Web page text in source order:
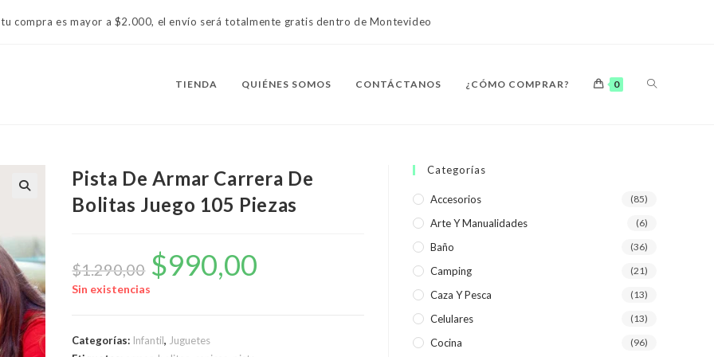
compra es mayor a $2.000, el envío será totalmente gratis dentro de Montevideo
TIENDA QUIÉNES SOMOS CONTÁCTANOS ¿CÓMO COMPRAR? 0 ALTERNAR
DE
LA
Pista De Armar Carrera De
Bolitas Juego 105 Piezas
$1.290,00
El
precio
original
$990,00
Sin existencias
Categorías: Infantil, Juguetes
Categorías
Accesorios (85)
Arte Y Manualidades (6)
Baño (36)
Camping (21)
Caza Y Pesca (13)
Celulares (13)
Cocina (96)